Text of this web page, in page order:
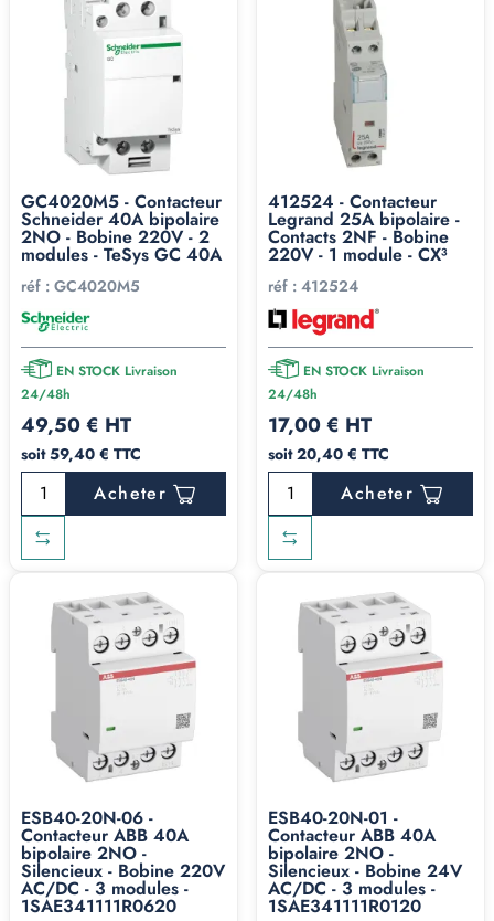
GC4020M5 - Contacteur
Schneider 40A bipolaire
2NO - Bobine 220V - 2
modules - TeSys GC 40A
réf : GC4020M5
EN STOCK Livraison
24/48h
49,50 € HT
soit 59,40 € TTC
Acheter
412524 - Contacteur
Legrand 25A bipolaire -
Contacts 2NF - Bobine
220V - 1 module - CX³
réf : 412524
EN STOCK Livraison
24/48h
17,00 € HT
soit 20,40 € TTC
Acheter
ESB40-20N-06 -
Contacteur ABB 40A
bipolaire 2NO -
Silencieux - Bobine 220V
AC/DC - 3 modules -
1SAE341111R0620
ESB40-20N-01 -
Contacteur ABB 40A
bipolaire 2NO -
Silencieux - Bobine 24V
AC/DC - 3 modules -
1SAE341111R0120